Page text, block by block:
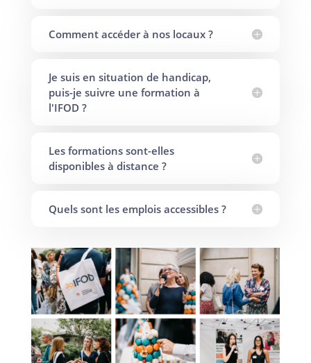
Comment accéder à nos locaux ?
Je suis en situation de handicap,
puis-je suivre une formation à
l'IFOD ?
Les formations sont-elles
disponibles à distance ?
Quels sont les emplois accessibles ?